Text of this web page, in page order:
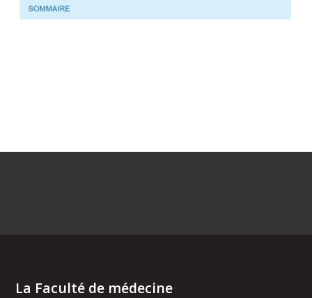
La Faculté de médecine